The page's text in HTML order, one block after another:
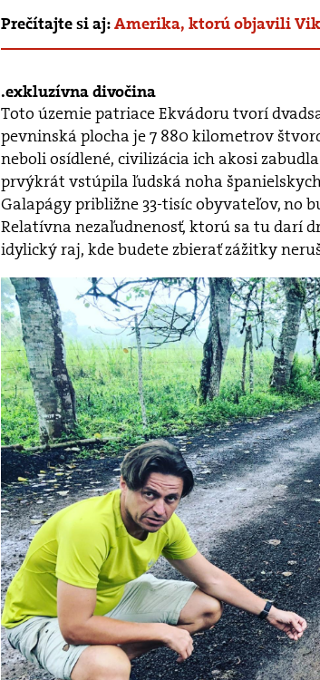
Prečítajte si aj:Amerika, ktorú objavili
exkluzívna divočina
Toto územie patriace Ekvádoru tvorí
pevninská plocha je 7 880 kilometrov
neboli osídlené, civilizácia ich akosi zabudla
prvýkrát vstúpila ľudská noha
Galapágy približne 33-tisíc obyvateľov, no
Relatívna nezaľudnenosť, ktorú sa tu darí
idylický raj, kde budete zbierať zážitky